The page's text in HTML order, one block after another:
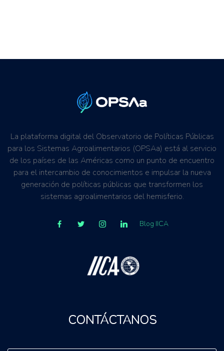
La plataforma digital del Observatorio de Políticas Públicas
para los Sistemas Agroalimentarios (OPSAa) está al servicio
de los países de las Américas como un punto de encuentro
para el intercambio de conocimientos e impulsar la nueva
generación de políticas públicas que transformen los
sistemas agroalimentarios del hemisferio.
Blog IICA
CONTÁCTANOS